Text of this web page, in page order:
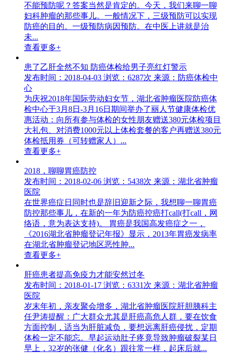
不能预防呢？答案当然是肯定的。今天，我们来聊一聊
妇科肿瘤的那些事儿。一般情况下，三级预防可以实现
防癌的目的。一级预防病因预防。在中医上讲就是治
未...
查看更多+
患了乙肝全然不知 防癌体检给男子亮红灯警示
发布时间：2018-04-03 浏览：6287次 来源：防癌体检中
心
为庆祝2018年国际劳动妇女节，湖北省肿瘤医院防癌体
检中心于3月8日-3月16日期间举办了丽人节健康体检优
惠活动：向所有参与体检的女性朋友赠送380元体检项目
大礼包、对消费1000元以上体检套餐的客户再赠送380元
体检抵用券（可转赠家人）...
查看更多+
2018，聊聊胃癌防控
发布时间：2018-02-06 浏览：5438次 来源：湖北省肿瘤
医院
在世界癌症日同时也是辞旧迎新之际，我想聊一聊胃癌
防控那些事儿，在新的一年为防癌控癌打call(打call，网
络语，意为表达支持)。 胃癌是我国高发癌症之一，
《2016湖北省肿瘤登记年报》显示，2013年胃癌发病率
在湖北省肿瘤登记地区恶性肿...
查看更多+
肝癌患者提高免疫力才能安然过冬
发布时间：2018-01-17 浏览：6331次 来源：湖北省肿瘤
医院
岁末年初，亲友聚会增多，湖北省肿瘤医院肝胆胰科主
任尹涛提醒：广大群众尤其是肝癌高危人群，要在饮食
方面控制，适当为肝脏减负，要想远离肝癌侵扰，定期
体检一定不能忘。早起运动肚子疼竟导致肿瘤破裂某日
早上，32岁的张健（化名）跟往常一样，起床后就...